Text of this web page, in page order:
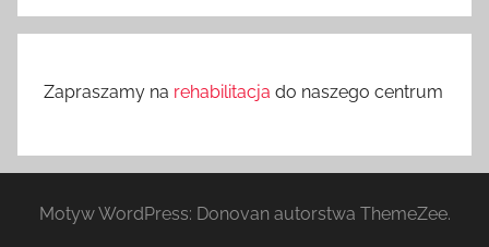
Zapraszamy na rehabilitacja do naszego centrum
Motyw WordPress: Donovan autorstwa ThemeZee.